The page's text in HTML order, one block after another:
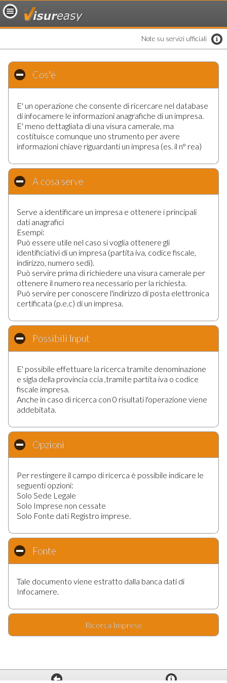
Note su servizi ufficiali
Cos'è
E' un operazione che consente di ricercare nel database
di infocamere le informazioni anagrafiche di un impresa.
E' meno dettagliata di una visura camerale, ma
costituisce comunque uno strumento per avere
informazioni chiave riguardanti un impresa (es. il n° rea)
A cosa serve
Serve a identificare un impresa e ottenere i principali
dati anagrafici
Esempi:
Può essere utile nel caso si voglia ottenere gli
identificiativi di un impresa (partita iva, codice fiscale,
indirizzo, numero sedi).
Può servire prima di richiedere una visura camerale per
ottenere il numero rea necessario per la richiesta.
Può servire per conoscere l'indirizzo di posta elettronica
certificata (p.e.c) di un impresa.
Possibili Input
E' possibile effettuare la ricerca tramite denominazione
e sigla della provincia ccia ,tramite partita iva o codice
fiscale impresa.
Anche in caso di ricerca con 0 risultati l'operazione viene
addebitata.
Opzioni
Per restingere il campo di ricerca è possibile indicare le
seguenti opzioni:
Solo Sede Legale
Solo Imprese non cessate
Solo Fonte dati Registro imprese.
Fonte
Tale documento viene estratto dalla banca dati di
Infocamere.
Ricerca Imprese